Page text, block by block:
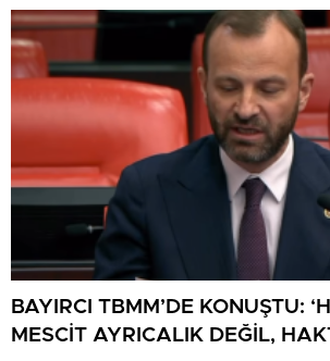
BAYIRCI TBMM’DE KONUŞTU:
MESCİT AYRICALIK DEĞİL,